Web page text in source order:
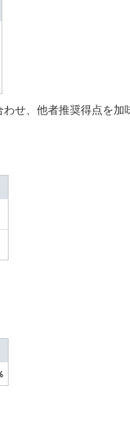
せ、他者推奨得点を加